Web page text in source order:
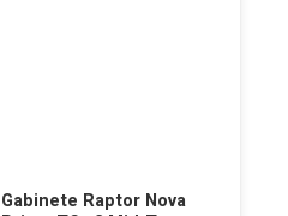
Gabinete Raptor Nova